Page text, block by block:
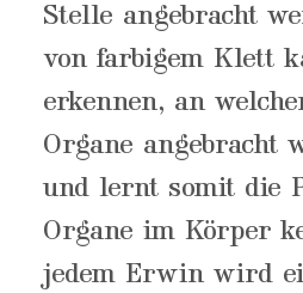
Stelle angebracht
von farbigem Klett
erkennen, an
Organe angebracht
und lernt somit die
Organe im Körper
jedem Erwin wird